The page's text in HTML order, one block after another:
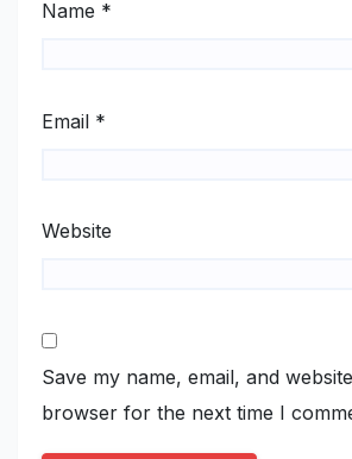
Name *
Email *
Website
Save my name, email, and
browser for the next time I